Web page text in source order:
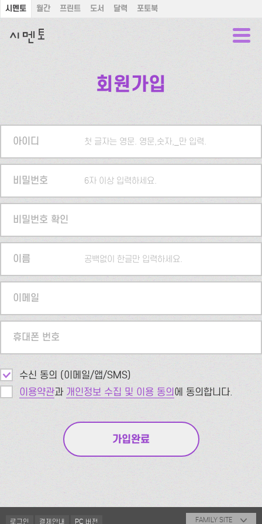
시멘토 월간 프린트 도서 달력 포토북
회원가입
아이디 첫 글자는 영문. 영문,숫자,_만 입력.
비밀번호 6자 이상 입력하세요.
비밀번호 확인
이름 공백없이 한글만 입력하세요.
이메일
휴대폰 번호
수신 동의 (이메일/앱/SMS)
이용약관과 개인정보 수집 및 이용 동의에 동의합니다.
로그인 결제안내 PC 버전 FAMILY SITE